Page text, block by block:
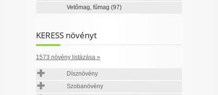
Vetőmag, fűmag (97)
KERESS növényt
1573 növény listázása »
Dísznövény
Szobanövény